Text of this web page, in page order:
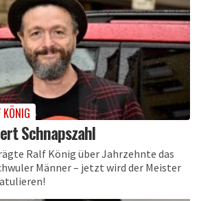
Schnapszahl
Ralf König über Jahrzehnte das
Männer – jetzt wird der Meister